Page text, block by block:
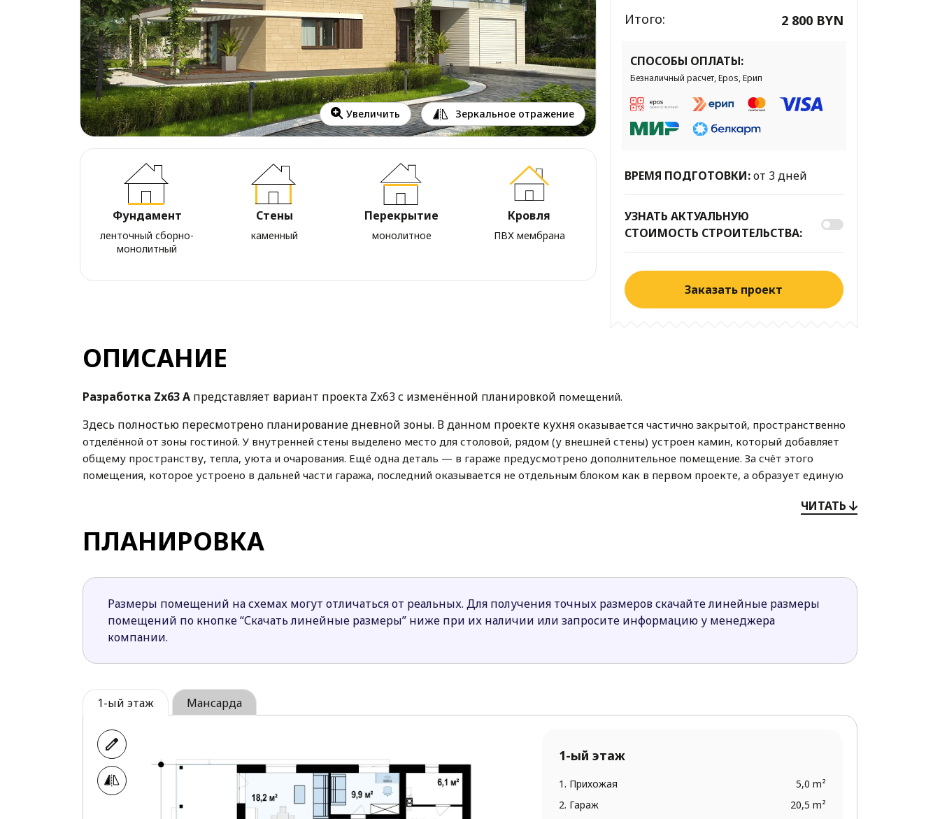
Увеличить Зеркальное отражение
Фундамент
ленточный сборно-
монолитный
Стены
каменный
Перекрытие
монолитное
Кровля
ПВХ мембрана
Итого: 2 800 BYN
СПОСОБЫ ОПЛАТЫ:
Безналичный расчет, Epos, Ерип
ВРЕМЯ ПОДГОТОВКИ:от 3 дней
УЗНАТЬ АКТУАЛЬНУЮ
СТОИМОСТЬ СТРОИТЕЛЬСТВА:
Заказать проект
ОПИСАНИЕ
Разработка Zx63 A представляет вариант проекта Zx63 с изменённой планировкой помещений.
Здесь полностью пересмотрено планирование дневной зоны. В данном проекте кухня оказывается частично закрытой, пространственно
отделённой от зоны гостиной. У внутренней стены выделено место для столовой, рядом (у внешней стены) устроен камин, который добавляет
общему пространству, тепла, уюта и очарования. Ещё одна деталь — в гараже предусмотрено дополнительное помещение. За счёт этого
помещения, которое устроено в дальней части гаража, последний оказывается не отдельным блоком как в первом проекте, а образует единую
ЧИТАТЬ
ПЛАНИРОВКА
Размеры помещений на схемах могут отличаться от реальных. Для получения точных размеров скачайте линейные размеры
помещений по кнопке “Скачать линейные размеры” ниже при их наличии или запросите информацию у менеджера
компании.
1-ый этаж Мансарда
1-ый этаж
1. Прихожая
5,0 m²
2. Гараж
20,5 m²